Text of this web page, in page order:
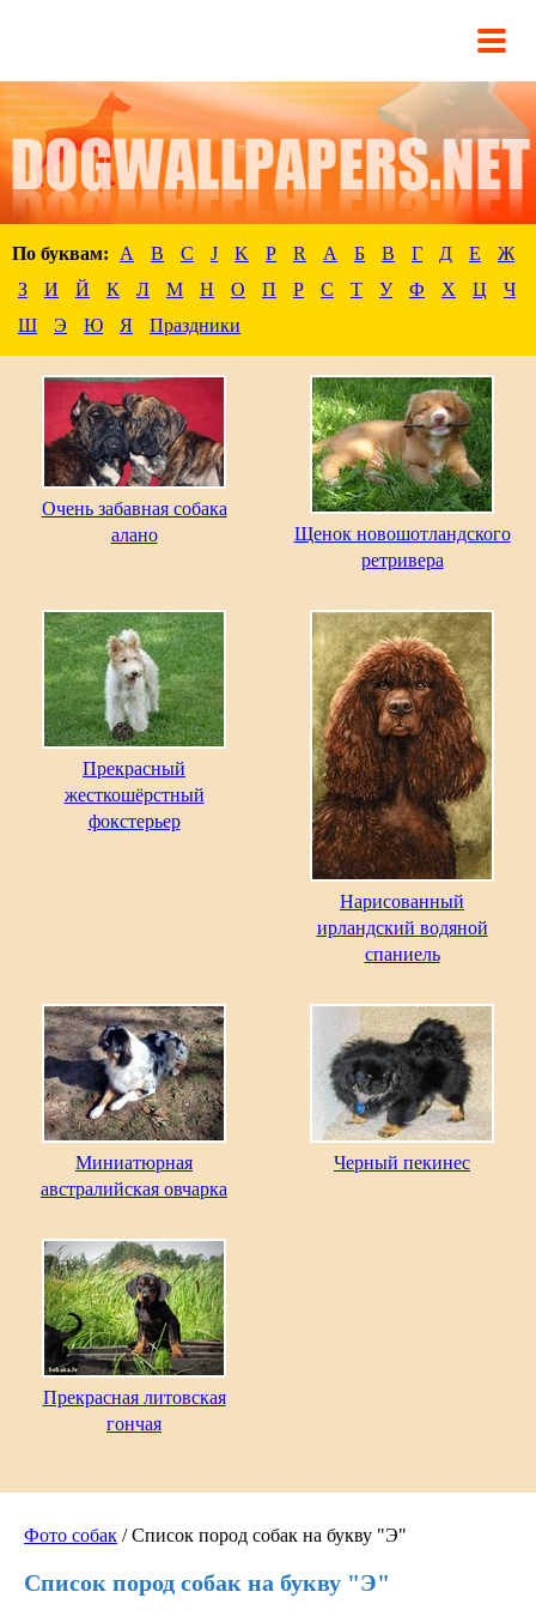
По буквам: A B C J K P R А Б В Г Д Е
Ж
З
И Й К Л М Н О П Р С Т У Ф Х Ц
Ч
Ш
Э Ю Я Праздники
Фото собак / Список пород собак на букву "Э"
Список пород собак на букву "Э"
Очень забавная собака
алано
Щенок новошотландского
ретривера
Прекрасный
жесткошёрстный
фокстерьер
Нарисованный
ирландский водяной
спаниель
Миниатюрная
австралийская овчарка
Черный пекинес
Прекрасная литовская
гончая